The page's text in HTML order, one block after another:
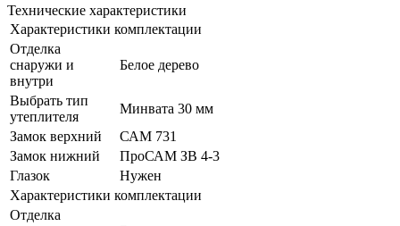
Технические характеристики
Характеристики комплектации
Отделка
снаружи и
внутри
Белое дерево
Выбрать тип
утеплителя
Минвата 30 мм
Замок верхний
САМ 731
Замок нижний
ПроСАМ ЗВ 4-3
Глазок
Нужен
Характеристики комплектации
Отделка